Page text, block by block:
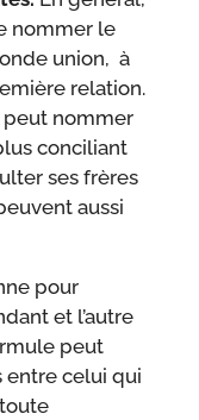
nommer le
union, à
relation.
peut nommer
conciliant
ses frères
aussi
pour
et l’autre
peut
entre celui qui